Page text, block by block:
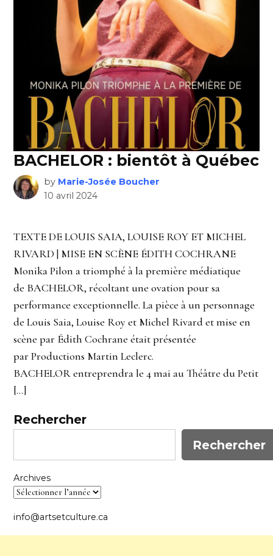
BACHELOR : bientôt à Québec
by Marie-Josée Boucher
10 avril 2024
TEXTE DE LOUIS SAIA, LOUISE ROY ET MICHEL
RIVARD | MISE EN SCÈNE ÉDITH COCHRANE
Monika Pilon a triomphé à la première médiatique
de BACHELOR, récoltant une ovation pour sa
performance exceptionnelle. La pièce à un personnage
de Louis Saia, Louise Roy et Michel Rivard et mise en
scène par Édith Cochrane était présentée
par Productions Martin Leclerc.
BACHELOR entreprendra le 4 mai au Théâtre du Petit
[…]
Rechercher
Rechercher
Archives
info@artsetculture.ca